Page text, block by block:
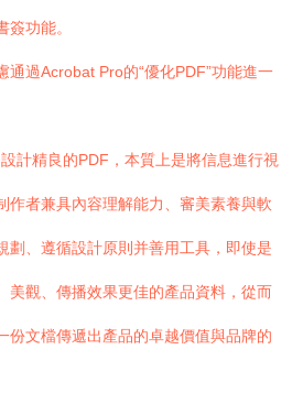
功能。
通過Acrobat Pro的“優化PDF”功能進一
計精良的PDF，本質上是將信息進行視
作者兼具內容理解能力、審美素養與軟
劃、遵循設計原則并善用工具，即使是
美觀、傳播效果更佳的產品資料，從而
份文檔傳遞出產品的卓越價值與品牌的